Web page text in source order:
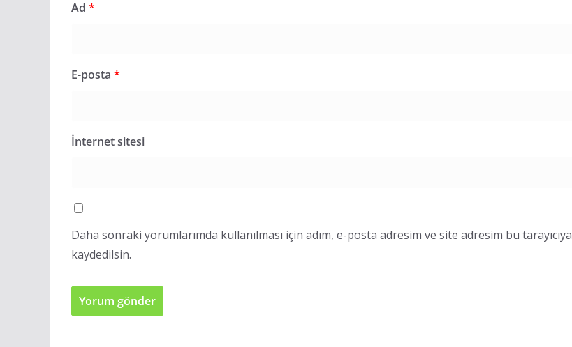
Ad *
E-posta *
İnternet sitesi
Daha sonraki yorumlarımda kullanılması için adım, e-posta adresim ve site adresim bu tarayıcıya
kaydedilsin.